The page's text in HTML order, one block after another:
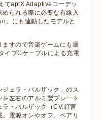
てaptX Adaptive コーデッ
られる際に必要な有線入
」にも連動したモデルと
すので音楽ゲームにも最
イプCケーブルによる充電
ェラ・バルザック」のス
左右のアルミ製プレート
ラ・バルザック（CV.釘宮
電源オンやオフ、ペアリ